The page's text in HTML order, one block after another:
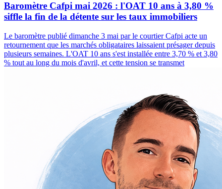
Baromètre Cafpi mai 2026 : l'OAT 10 ans à 3,80 %
siffle la fin de la détente sur les taux immobiliers
Le baromètre publié dimanche 3 mai par le courtier Cafpi acte un
retournement que les marchés obligataires laissaient présager depuis
plusieurs semaines. L'OAT 10 ans s'est installée entre 3,70 % et 3,80
% tout au long du mois d'avril, et cette tension se transmet